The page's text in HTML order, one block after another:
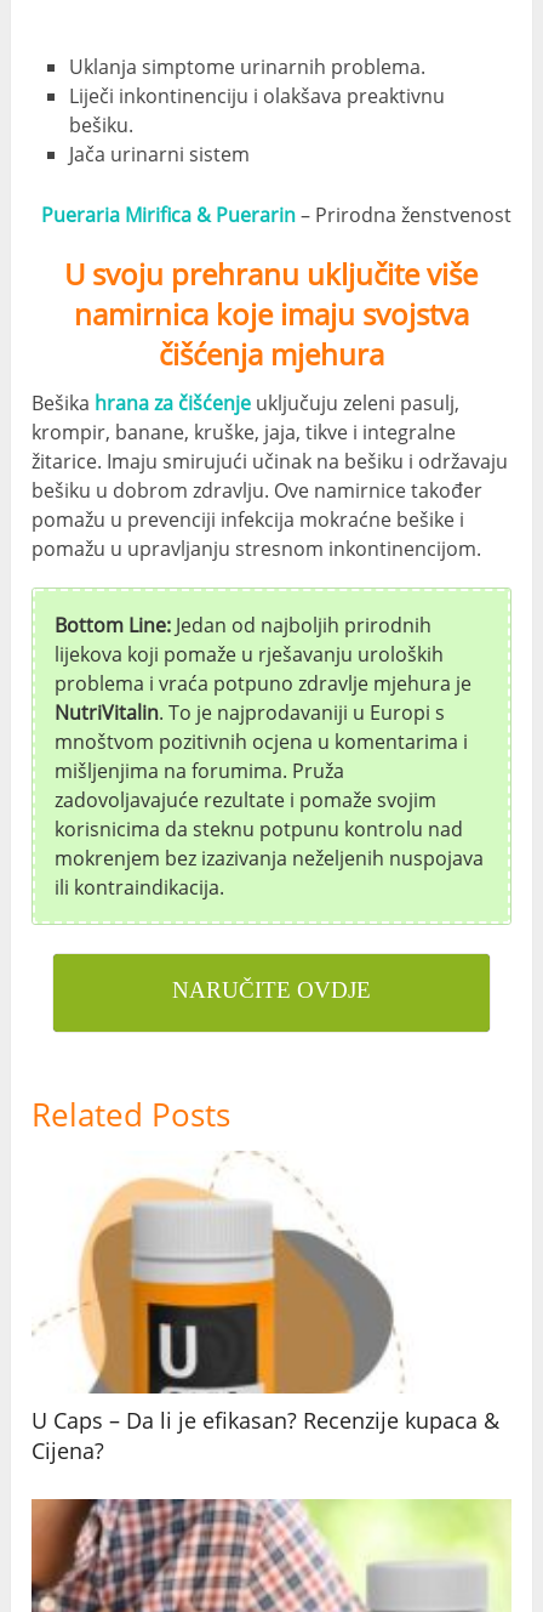
Uklanja simptome urinarnih problema.
Liječi inkontinenciju i olakšava preaktivnu
bešiku.
Jača urinarni sistem
Pueraria Mirifica & Puerarin– Prirodna ženstvenost
U svoju prehranu uključite više
namirnica koje imaju svojstva
čišćenja mjehura
Bešika hrana za čišćenje uključuju zeleni pasulj,
krompir, banane, kruške, jaja, tikve i integralne
žitarice. Imaju smirujući učinak na bešiku i održavaju
bešiku u dobrom zdravlju. Ove namirnice također
pomažu u prevenciji infekcija mokraćne bešike i
pomažu u upravljanju stresnom inkontinencijom.
Bottom Line: Jedan od najboljih prirodnih
lijekova koji pomaže u rješavanju uroloških
problema i vraća potpuno zdravlje mjehura je
NutriVitalin. To je najprodavaniji u Europi s
mnoštvom pozitivnih ocjena u komentarima i
mišljenjima na forumima. Pruža
zadovoljavajuće rezultate i pomaže svojim
korisnicima da steknu potpunu kontrolu nad
mokrenjem bez izazivanja neželjenih nuspojava
ili kontraindikacija.
NARUČITE OVDJE
Related Posts
U Caps – Da li je efikasan? Recenzije kupaca &
Cijena?